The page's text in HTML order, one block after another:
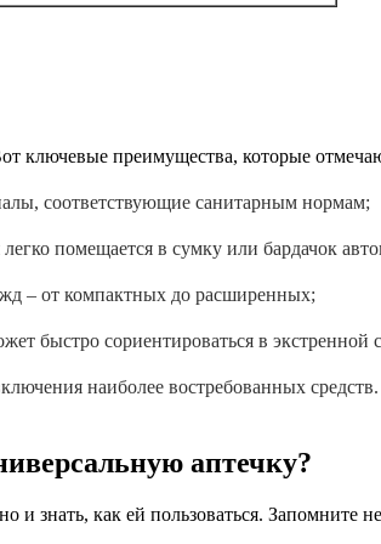
ключевые преимущества, которые
соответствующие санитарным нормам;
помещается в сумку или бардачок
– от компактных до расширенных;
быстро сориентироваться в экстренной
наиболее востребованных средств.
аптечку?
и знать, как ей пользоваться. Запомните